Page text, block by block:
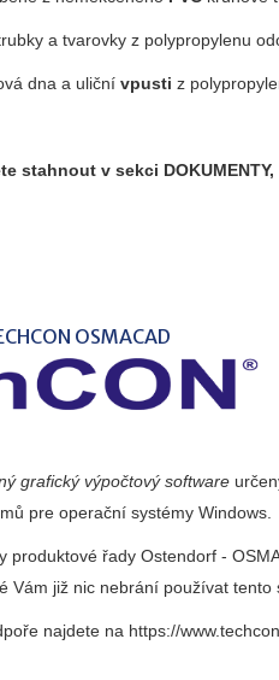
a tvarovky z polypropylenu
dna a uliční vpusti z
stahnout v sekci
OSMACAD
grafický výpočtový software
pre operační systémy Windows.
produktové řady Ostendorf -
Vám již nic nebrání používat tento
najdete na https://